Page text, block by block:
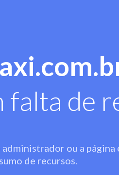
falta de
administrador ou a página
de recursos.